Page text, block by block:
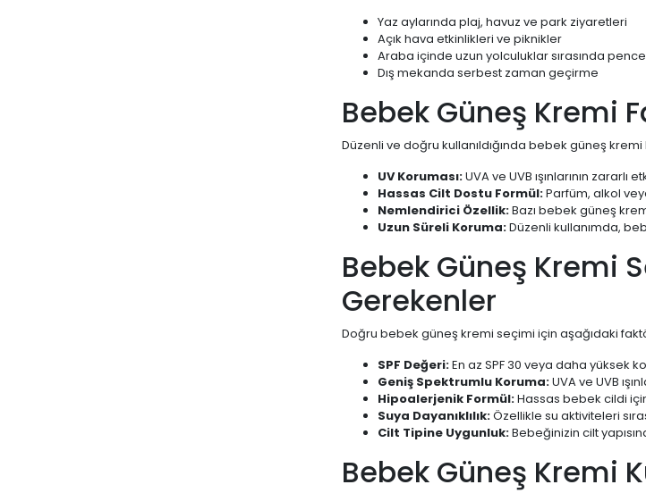
Yaz aylarında plaj, havuz ve park ziyaretleri
Açık hava etkinlikleri ve piknikler
Araba içinde uzun yolculuklar sırasında
Dış mekanda serbest zaman geçirme
Bebek Güneş Kremi
Düzenli ve doğru kullanıldığında bebek güneş
UV Koruması:UVA ve UVB ışınlarının zararlı
Hassas Cilt Dostu Formül:Parfüm, alkol
Nemlendirici Özellik:Bazı bebek güneş
Uzun Süreli Koruma:Düzenli kullanımda,
Bebek Güneş Kremi
Gerekenler
Doğru bebek güneş kremi seçimi için aşağıdaki
SPF Değeri:En az SPF 30 veya daha yüksek
Geniş Spektrumlu Koruma:UVA ve UVB
Hipoalerjenik Formül:Hassas bebek cildi
Suya Dayanıklılık:Özellikle su aktiviteleri
Cilt Tipine Uygunluk:Bebeğinizin cilt
Bebek Güneş Kremi